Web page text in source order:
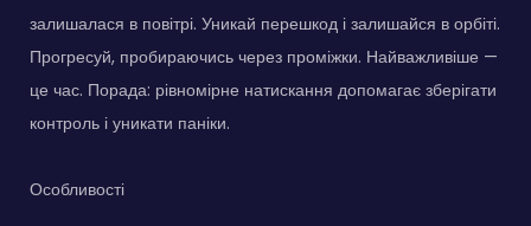
залишалася в повітрі. Уникай перешкод і залишайся в орбіті.
Прогресуй, пробираючись через проміжки. Найважливіше —
це час. Порада: рівномірне натискання допомагає зберігати
контроль і уникати паніки.
Особливості